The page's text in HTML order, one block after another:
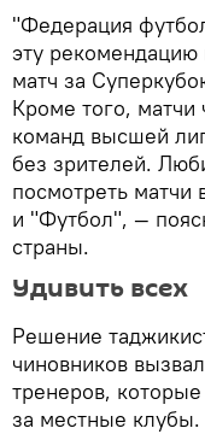
"Федерация
эту рекомендацию
матч за
Кроме того, матчи
команд высшей
без зрителей.
посмотреть матчи
и "Футбол", —
страны.
Удивить всех
Решение
чиновников
тренеров,
за местные клубы.